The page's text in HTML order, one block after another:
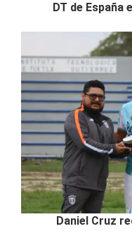
DT de España
Daniel Cruz